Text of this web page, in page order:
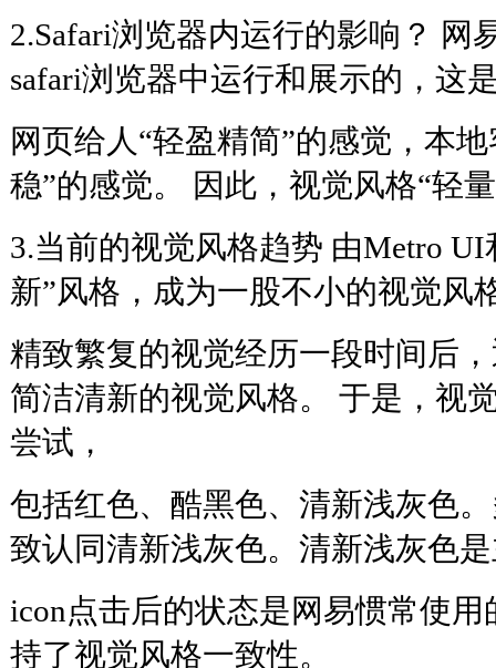
2.Safari浏览器内运行的影响？ 网
safari浏览器中运行和展示的，这
网页给人“轻盈精简”的感觉，本
稳”的感觉。 因此，视觉风格“轻
3.当前的视觉风格趋势 由Metro UI
新”风格，成为一股不小的视觉风
精致繁复的视觉经历一段时间后
简洁清新的视觉风格。 于是，视
尝试，
包括红色、酷黑色、清新浅灰色
致认同清新浅灰色。清新浅灰色
icon点击后的状态是网易惯常使
持了视觉风格一致性。